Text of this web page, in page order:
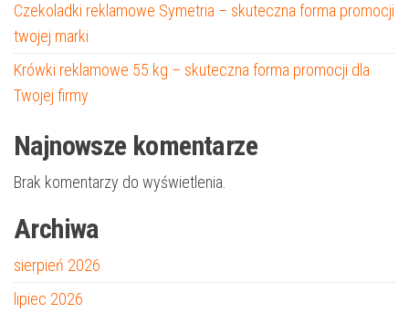
Czekoladki reklamowe Symetria – skuteczna forma promocji
twojej marki
Krówki reklamowe 55 kg – skuteczna forma promocji dla
Twojej firmy
Najnowsze komentarze
Brak komentarzy do wyświetlenia.
Archiwa
sierpień 2026
lipiec 2026